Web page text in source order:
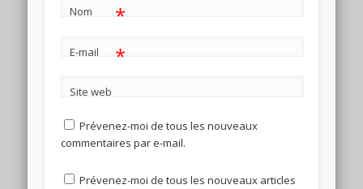
Nom *
E-mail *
Site web
Prévenez-moi de tous les nouveaux
commentaires par e-mail.
Prévenez-moi de tous les nouveaux articles